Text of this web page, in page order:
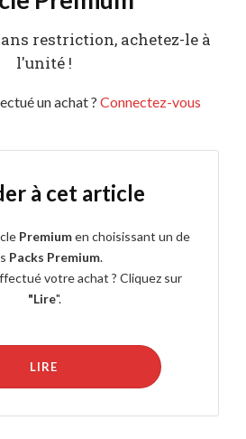
restriction, achetez-le à
l'unité !
un achat ? Connectez-vous
à cet article
Premiumen choisissant un de
Packs Premium.
votre achat ? Cliquez sur
"Lire".
LIRE